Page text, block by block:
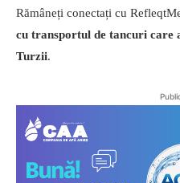
Rămâneți conectați cu
cu transportul de tancuri care
Turzii.